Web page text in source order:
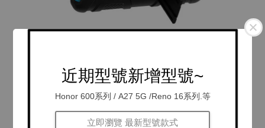
近期型號新增型號~
Honor 600系列 / A27 5G /Reno 16系列.等
立即瀏覽 最新型號款式